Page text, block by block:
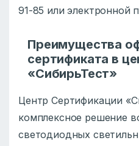
91-85 или электронной
Преимущества
сертификата в
«СибирьТест»
Центр Сертификации
комплексное решение
светодиодных